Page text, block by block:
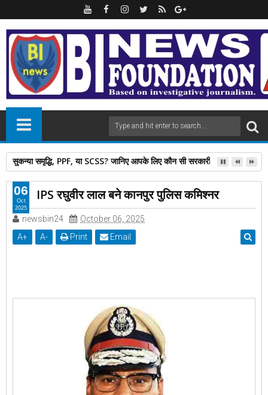
सुकन्या समृद्धि, PPF, या SCSS? जानिए आपके लिए कौन सी सरकारी स्कीम है बेस्ट
IPS रघुवीर लाल बने कानपुर पुलिस कमिश्नर
newsbin24
October 06, 2025
A+ A- Print Email
06
Oct
2025